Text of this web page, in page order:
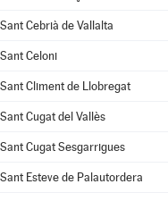
Sant Cebrià de Vallalta
Sant Celoni
Sant Climent de Llobregat
Sant Cugat del Vallès
Sant Cugat Sesgarrigues
Sant Esteve de Palautordera